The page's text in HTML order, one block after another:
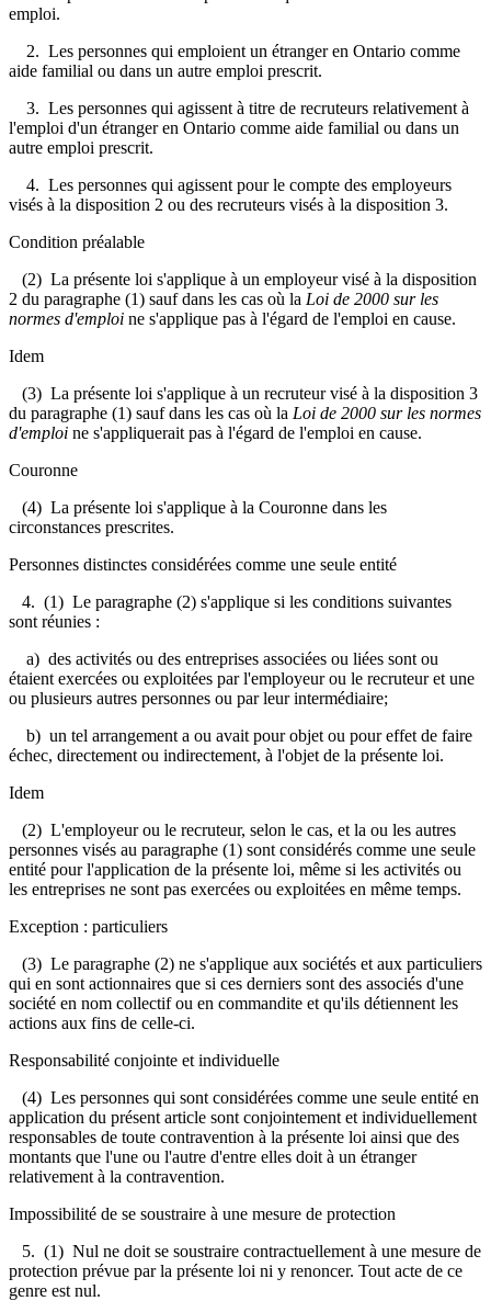
emploi.
2. Les personnes qui emploient un étranger en Ontario comme
aide familial ou dans un autre emploi prescrit.
3. Les personnes qui agissent à titre de recruteurs relativement à
l'emploi d'un étranger en Ontario comme aide familial ou dans un
autre emploi prescrit.
4. Les personnes qui agissent pour le compte des employeurs
visés à la disposition 2 ou des recruteurs visés à la disposition 3.
Condition préalable
(2) La présente loi s'applique à un employeur visé à la disposition
2 du paragraphe (1) sauf dans les cas où la Loi de 2000 sur les
normes d'emploi ne s'applique pas à l'égard de l'emploi en cause.
Idem
(3) La présente loi s'applique à un recruteur visé à la disposition 3
du paragraphe (1) sauf dans les cas où la Loi de 2000 sur les normes
d'emploi ne s'appliquerait pas à l'égard de l'emploi en cause.
Couronne
(4) La présente loi s'applique à la Couronne dans les
circonstances prescrites.
Personnes distinctes considérées comme une seule entité
4. (1) Le paragraphe (2) s'applique si les conditions suivantes
sont réunies :
a) des activités ou des entreprises associées ou liées sont ou
étaient exercées ou exploitées par l'employeur ou le recruteur et une
ou plusieurs autres personnes ou par leur intermédiaire;
b) un tel arrangement a ou avait pour objet ou pour effet de faire
échec, directement ou indirectement, à l'objet de la présente loi.
Idem
(2) L'employeur ou le recruteur, selon le cas, et la ou les autres
personnes visés au paragraphe (1) sont considérés comme une seule
entité pour l'application de la présente loi, même si les activités ou
les entreprises ne sont pas exercées ou exploitées en même temps.
Exception : particuliers
(3) Le paragraphe (2) ne s'applique aux sociétés et aux particuliers
qui en sont actionnaires que si ces derniers sont des associés d'une
société en nom collectif ou en commandite et qu'ils détiennent les
actions aux fins de celle-ci.
Responsabilité conjointe et individuelle
(4) Les personnes qui sont considérées comme une seule entité en
application du présent article sont conjointement et individuellement
responsables de toute contravention à la présente loi ainsi que des
montants que l'une ou l'autre d'entre elles doit à un étranger
relativement à la contravention.
Impossibilité de se soustraire à une mesure de protection
5. (1) Nul ne doit se soustraire contractuellement à une mesure de
protection prévue par la présente loi ni y renoncer. Tout acte de ce
genre est nul.